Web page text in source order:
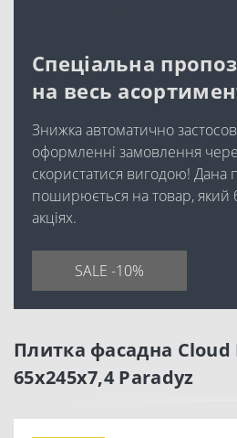
Спеціальна
на весь
Знижка автоматично
оформленні замовлення
скористатися вигодою! Дана
поширюється на товар, який
акціях.
SALE -10%
Плитка фасадна Cloud
65x245x7,4 Paradyz